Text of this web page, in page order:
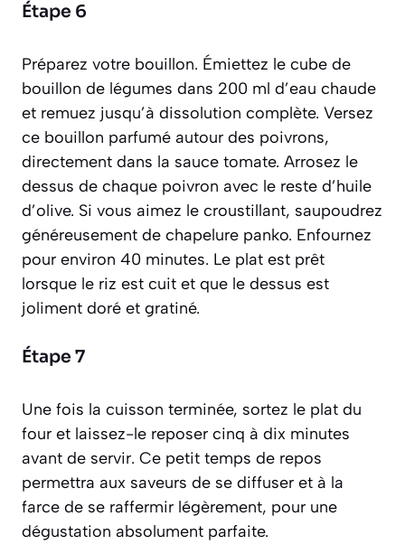
Étape 6
Préparez votre bouillon. Émiettez le cube de
bouillon de légumes dans 200 ml d’eau chaude
et remuez jusqu’à dissolution complète. Versez
ce bouillon parfumé autour des poivrons,
directement dans la sauce tomate. Arrosez le
dessus de chaque poivron avec le reste d’huile
d’olive. Si vous aimez le croustillant, saupoudrez
généreusement de chapelure panko. Enfournez
pour environ 40 minutes. Le plat est prêt
lorsque le riz est cuit et que le dessus est
joliment doré et gratiné.
Étape 7
Une fois la cuisson terminée, sortez le plat du
four et laissez-le reposer cinq à dix minutes
avant de servir. Ce petit temps de repos
permettra aux saveurs de se diffuser et à la
farce de se raffermir légèrement, pour une
dégustation absolument parfaite.